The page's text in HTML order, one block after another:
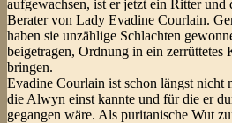
aufgewachsen, ist er jetzt ein Ritter und
Berater von Lady Evadine Courlain.
haben sie unzählige Schlachten
beigetragen, Ordnung in ein zerrüttetes
bringen.
Evadine Courlain ist schon längst nicht
die Alwyn einst kannte und für die er
gegangen wäre. Als puritanische Wut